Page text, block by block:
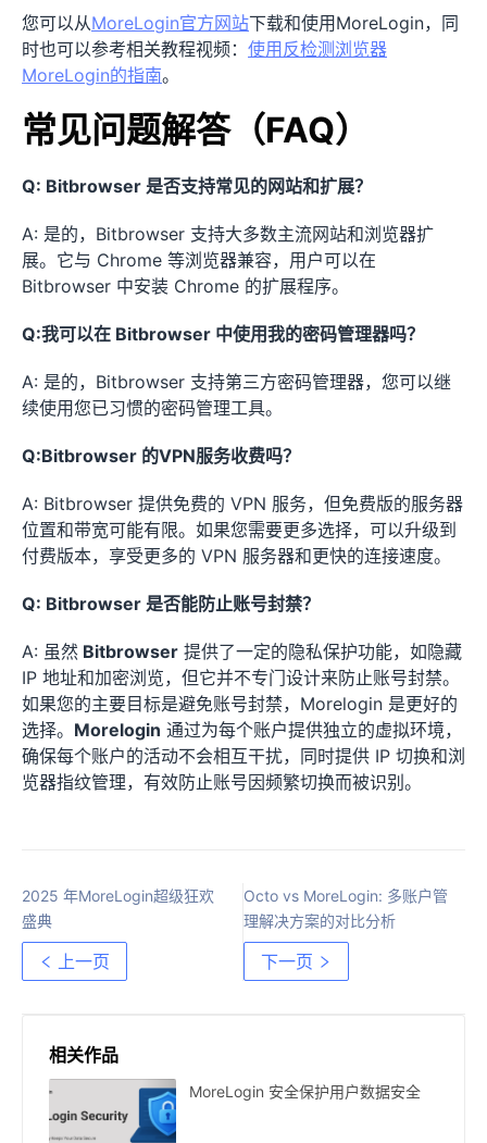
您可以从MoreLogin官方网站下载和使用MoreLogin，同
时也可以参考相关教程视频： 使用反检测浏览器
MoreLogin的指南。
常见问题解答（FAQ）
Q: Bitbrowser 是否支持常见的网站和扩展？
A: 是的，Bitbrowser 支持大多数主流网站和浏览器扩
展。它与 Chrome 等浏览器兼容，用户可以在
Bitbrowser 中安装 Chrome 的扩展程序。
Q:我可以在 Bitbrowser 中使用我的密码管理器吗？
A: 是的，Bitbrowser 支持第三方密码管理器，您可以继
续使用您已习惯的密码管理工具。
Q:Bitbrowser 的VPN服务收费吗？
A: Bitbrowser 提供免费的 VPN 服务，但免费版的服务器
位置和带宽可能有限。如果您需要更多选择，可以升级到
付费版本，享受更多的 VPN 服务器和更快的连接速度。
Q: Bitbrowser 是否能防止账号封禁？
A: 虽然 Bitbrowser 提供了一定的隐私保护功能，如隐藏
IP 地址和加密浏览，但它并不专门设计来防止账号封禁。
如果您的主要目标是避免账号封禁，Morelogin 是更好的
选择。 Morelogin 通过为每个账户提供独立的虚拟环境，
确保每个账户的活动不会相互干扰，同时提供 IP 切换和浏
览器指纹管理，有效防止账号因频繁切换而被识别。
2025 年MoreLogin超级狂欢
盛典
上一页
Octo vs MoreLogin: 多账户管
理解决方案的对比分析
下一页
相关作品
MoreLogin 安全保护用户数据安全